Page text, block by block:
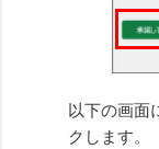
以下の画面
クします。